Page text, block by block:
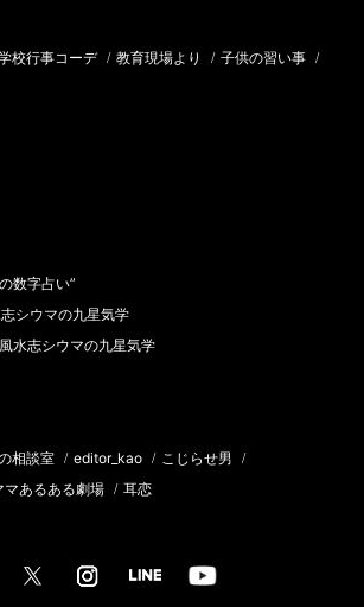
校行事コーデ / 教育現場より / 子供の習い事 /
数字占い”
シウマの九星気学
水志シウマの九星気学
相談室 / editor_kao / こじらせ男 /
マあるある劇場 / 耳恋